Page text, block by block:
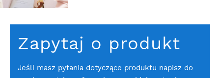
Zapytaj o produkt
Jeśli masz pytania dotyczące produktu napisz do